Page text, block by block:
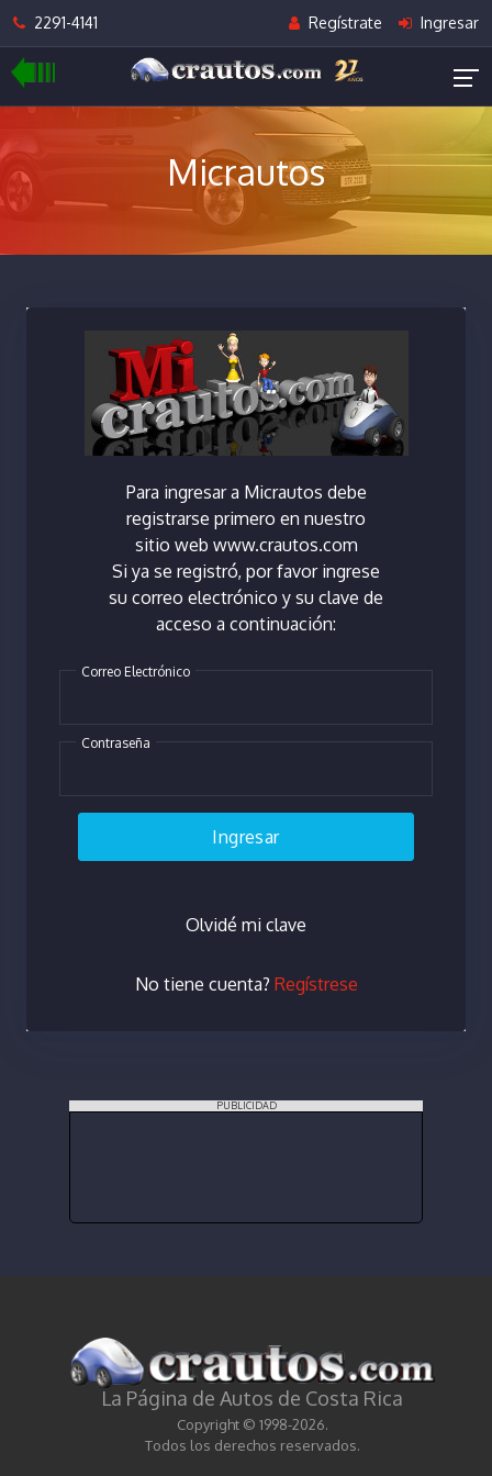
2291-4141 Regístrate Ingresar
Micrautos
Para ingresar a Micrautos debe
registrarse primero en nuestro
sitio web www.crautos.com
Si ya se registró, por favor ingrese
su correo electrónico y su clave de
acceso a continuación:
Correo Electrónico
Contraseña
Ingresar
Olvidé mi clave
No tiene cuenta? Regístrese
PUBLICIDAD
La Página de Autos de Costa Rica
Copyright © 1998-2026.
Todos los derechos reservados.